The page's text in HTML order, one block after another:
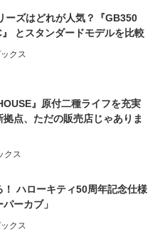
ーズはどれが人気？『GB350
とスタンダードモデルを比較
ックス
』原付二種ライフを充実
拠点、ただの販売店じゃありま
クス
！ ハローキティ50周年記念仕様
ーカブ」
ックス